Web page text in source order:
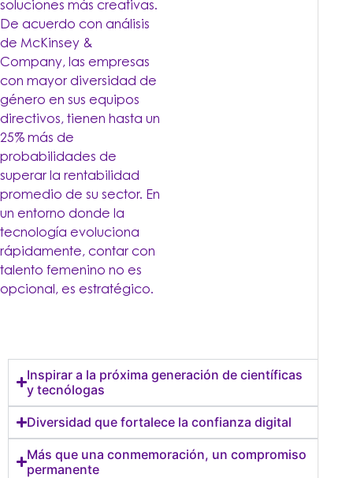
soluciones más creativas.
De acuerdo con análisis
de McKinsey &
Company, las empresas
con mayor diversidad de
género en sus equipos
directivos, tienen hasta un
25% más de
probabilidades de
superar la rentabilidad
promedio de su sector. En
un entorno donde la
tecnología evoluciona
rápidamente, contar con
talento femenino no es
opcional, es estratégico.
Inspirar a la próxima generación de científicas
y tecnólogas
Diversidad que fortalece la confianza digital
Más que una conmemoración, un compromiso
permanente